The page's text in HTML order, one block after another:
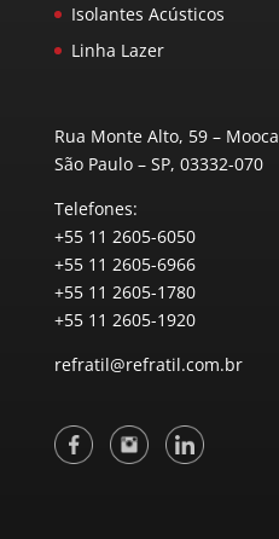
Isolantes Acústicos
Linha Lazer
Rua Monte Alto, 59 – Mooca
São Paulo – SP, 03332-070
Telefones:
+55 11 2605-6050
+55 11 2605-6966
+55 11 2605-1780
+55 11 2605-1920
refratil@refratil.com.br